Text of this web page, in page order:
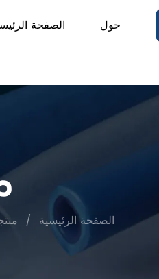
الصفحة حول
الصفحة الرئيسية /